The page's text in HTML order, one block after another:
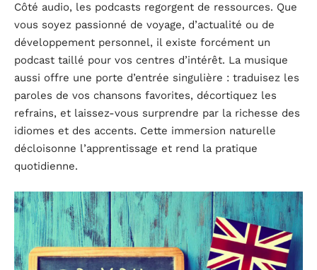
Côté audio, les podcasts regorgent de ressources. Que
vous soyez passionné de voyage, d’actualité ou de
développement personnel, il existe forcément un
podcast taillé pour vos centres d’intérêt. La musique
aussi offre une porte d’entrée singulière : traduisez les
paroles de vos chansons favorites, décortiquez les
refrains, et laissez-vous surprendre par la richesse des
idiomes et des accents. Cette immersion naturelle
décloisonne l’apprentissage et rend la pratique
quotidienne.